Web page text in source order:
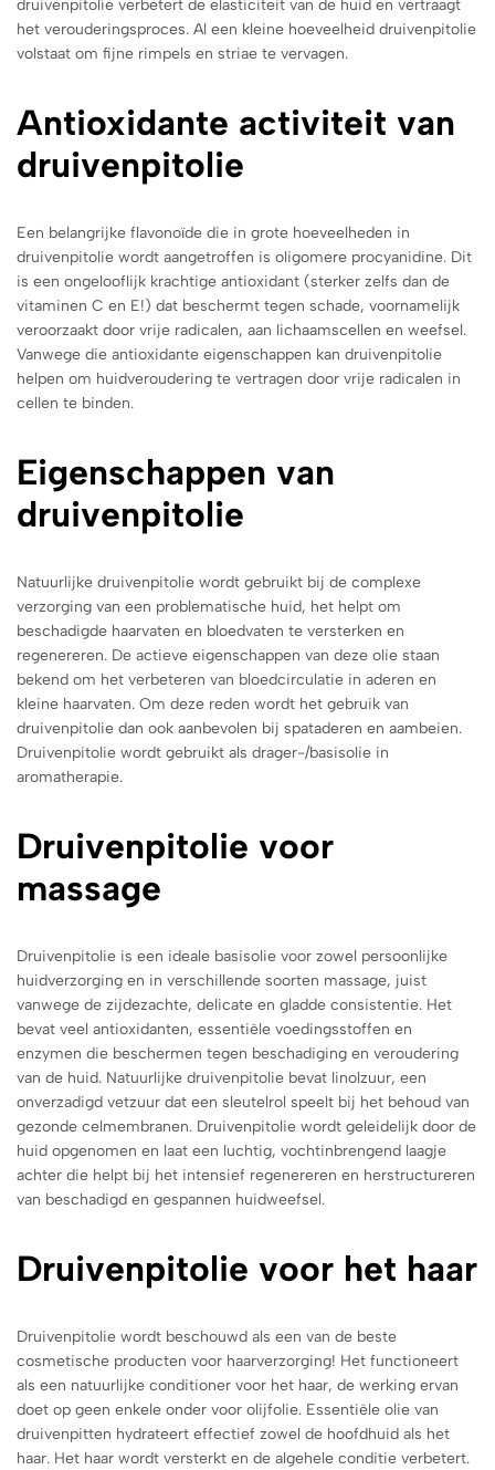
druivenpitolie verbetert de elasticiteit van de huid en vertraagt ​​
het verouderingsproces. Al een kleine hoeveelheid druivenpitolie
volstaat om fijne rimpels en striae te vervagen.
Antioxidante activiteit van
druivenpitolie
Een belangrijke flavonoïde die in grote hoeveelheden in
druivenpitolie wordt aangetroffen is oligomere procyanidine. Dit
is een ongelooflijk krachtige antioxidant (sterker zelfs dan de
vitaminen C en E!) dat beschermt tegen schade, voornamelijk
veroorzaakt door vrije radicalen, aan lichaamscellen en weefsel.
Vanwege die antioxidante eigenschappen kan druivenpitolie
helpen om huidveroudering te vertragen door vrije radicalen in
cellen te binden.
Eigenschappen van
druivenpitolie
Natuurlijke druivenpitolie wordt gebruikt bij de complexe
verzorging van een problematische huid, het helpt om
beschadigde haarvaten en bloedvaten te versterken en
regenereren. De actieve eigenschappen van deze olie staan
bekend om het verbeteren van bloedcirculatie in aderen en
kleine haarvaten. Om deze reden wordt het gebruik van
druivenpitolie dan ook aanbevolen bij spataderen en aambeien.
Druivenpitolie wordt gebruikt als drager-/basisolie in
aromatherapie.
Druivenpitolie voor
massage
Druivenpitolie is een ideale basisolie voor zowel persoonlijke
huidverzorging en in verschillende soorten massage, juist
vanwege de zijdezachte, delicate en gladde consistentie. Het
bevat veel antioxidanten, essentiële voedingsstoffen en
enzymen die beschermen tegen beschadiging en veroudering
van de huid. Natuurlijke druivenpitolie bevat linolzuur, een
onverzadigd vetzuur dat een sleutelrol speelt bij het behoud van
gezonde celmembranen. Druivenpitolie wordt geleidelijk door de
huid opgenomen en laat een luchtig, vochtinbrengend laagje
achter die helpt bij het intensief regenereren en herstructureren
van beschadigd en gespannen huidweefsel.
Druivenpitolie voor het haar
Druivenpitolie wordt beschouwd als een van de beste
cosmetische producten voor haarverzorging! Het functioneert
als een natuurlijke conditioner voor het haar, de werking ervan
doet op geen enkele onder voor olijfolie. Essentiële olie van
druivenpitten hydrateert effectief zowel de hoofdhuid als het
haar. Het haar wordt versterkt en de algehele conditie verbetert.